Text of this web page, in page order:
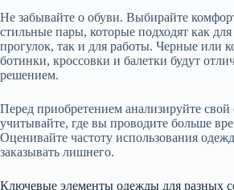
Не забывайте о обуви. Выбирайте
стильные пары, которые подходят как
прогулок, так и для работы. Черные или
ботинки, кроссовки и балетки будут
решением.
Перед приобретением анализируйте
учитывайте, где вы проводите больше
Оценивайте частоту использования
заказывать лишнего.
Ключевые элементы одежды для разных